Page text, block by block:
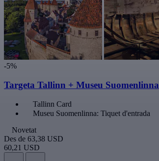
-5%
Targeta Tallinn + Museu Suomenlinna
Tallinn Card
Museu Suomenlinna: Tiquet d'entrada
Novetat
Des de 63,38 USD
60,21 USD